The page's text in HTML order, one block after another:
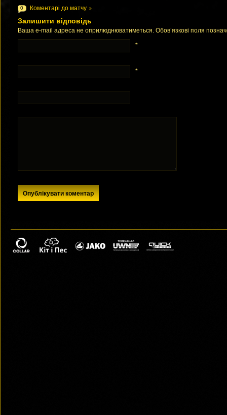
0 Коментарі до матчу
Залишити відповідь
Ваша e-mail адреса не оприлюднюватиметься. Обов’язкові поля
*
*